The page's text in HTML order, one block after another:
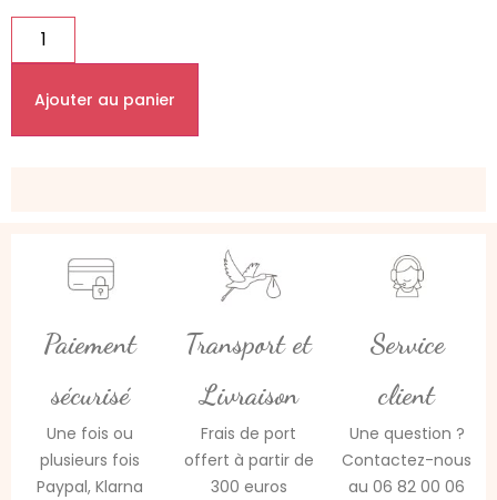
Ajouter au panier
Paiement
sécurisé
Une fois ou
plusieurs fois
Paypal, Klarna
Transport et
Livraison
Frais de port
offert à partir de
300 euros
Service
client
Une question ?
Contactez-nous
au 06 82 00 06